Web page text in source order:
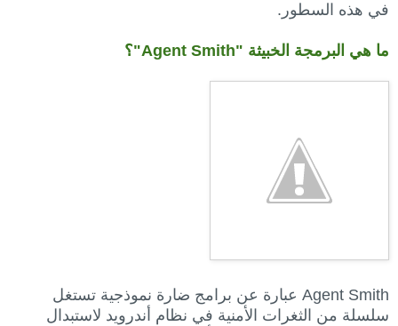
في هذه السطور.
ما هي البرمجة الخبيثة "Agent Smith"؟
Agent Smith عبارة عن برامج ضارة نموذجية تستغل
سلسلة من الثغرات الأمنية في نظام أندرويد لاستبدال